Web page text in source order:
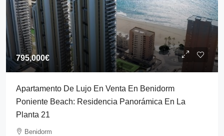
795,000€
Apartamento De Lujo En Venta En Benidorm
Poniente Beach: Residencia Panorámica En La
Planta 21
Benidorm